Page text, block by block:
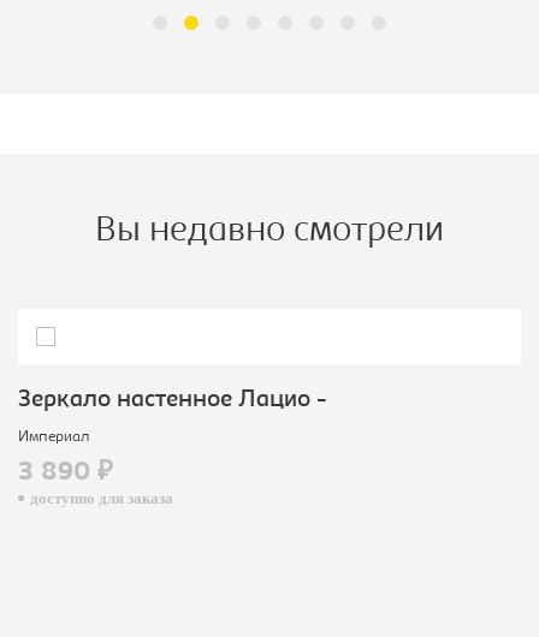
Вы недавно смотрели
Зеркало настенное Лацио -
Империал
3 890 ₽
доступно для заказа